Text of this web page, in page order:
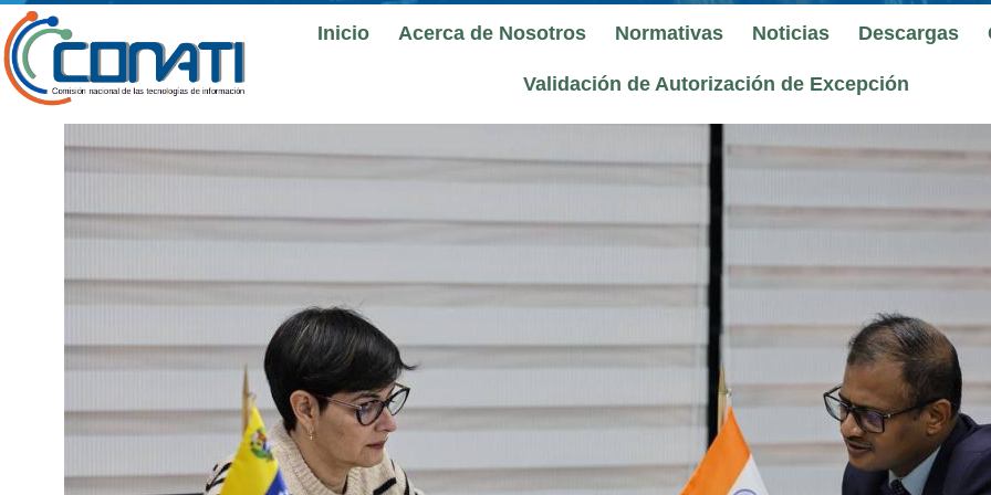
Inicio Acerca de Nosotros Normativas Noticias Descargas
Validación de Autorización de Excepción